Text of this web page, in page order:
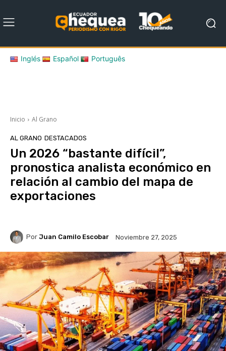
Inglés Español Português
Inicio Al Grano
AL GRANO DESTACADOS
Un 2026 “bastante difícil”,
pronostica analista económico en
relación al cambio del mapa de
exportaciones
Por Juan Camilo Escobar Noviembre 27, 2025